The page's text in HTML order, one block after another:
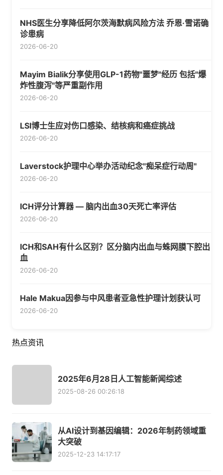
NHS医生分享降低阿尔茨海默病风险方法 乔恩·雪诺确
诊患病
2026-06-20
Mayim Bialik分享使用GLP-1药物"噩梦"经历 包括"爆
炸性腹泻"等严重副作用
2026-06-20
LSI博士生应对伤口感染、结核病和癌症挑战
2026-06-20
Laverstock护理中心举办活动纪念"痴呆症行动周"
2026-06-20
ICH评分计算器 — 脑内出血30天死亡率评估
2026-06-20
ICH和SAH有什么区别？区分脑内出血与蛛网膜下腔出
血
2026-06-20
Hale Makua因参与中风患者亚急性护理计划获认可
2026-06-20
热点资讯
2025年6月28日人工智能新闻综述
2025-08-26 00:26:18
从AI设计到基因编辑：2026年制药领域重
大突破
2025-12-23 14:17:17